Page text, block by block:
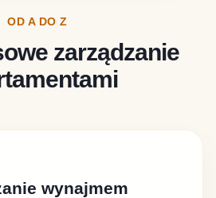
OD A DO Z
zarządzanie
wynajmem